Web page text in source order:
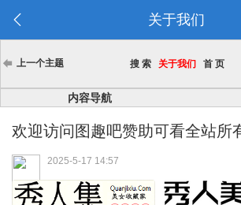
关于我们
上一个主题 搜 索 关于我们 首 页
内容导航
欢迎访问图趣吧赞助可看全站所
2025-5-17 14:57